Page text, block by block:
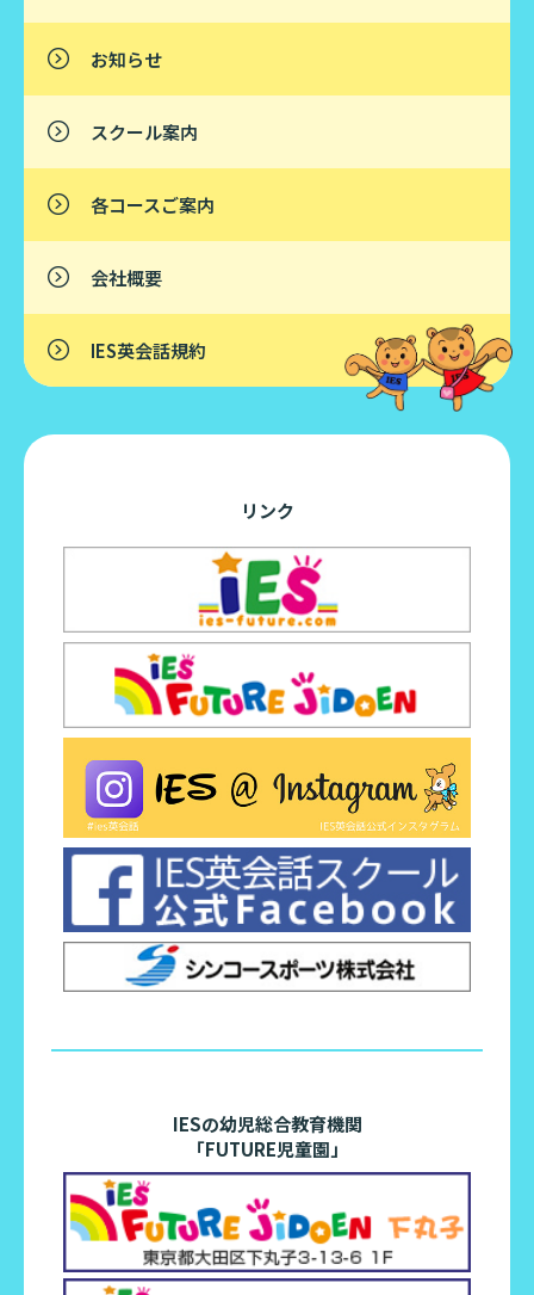
お知らせ
スクール案内
各コースご案内
会社概要
IES英会話規約
リンク
IESの幼児総合教育機関
「FUTURE児童園」